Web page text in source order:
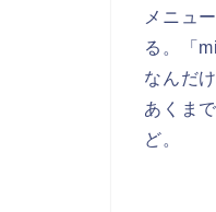
メニュ
る。「
なんだ
あくま
ど。